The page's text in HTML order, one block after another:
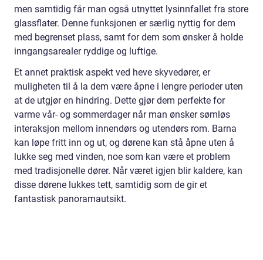
men samtidig får man også utnyttet lysinnfallet fra store
glassflater. Denne funksjonen er særlig nyttig for dem
med begrenset plass, samt for dem som ønsker å holde
inngangsarealer ryddige og luftige.
Et annet praktisk aspekt ved heve skyvedører, er
muligheten til å la dem være åpne i lengre perioder uten
at de utgjør en hindring. Dette gjør dem perfekte for
varme vår- og sommerdager når man ønsker sømløs
interaksjon mellom innendørs og utendørs rom. Barna
kan løpe fritt inn og ut, og dørene kan stå åpne uten å
lukke seg med vinden, noe som kan være et problem
med tradisjonelle dører. Når været igjen blir kaldere, kan
disse dørene lukkes tett, samtidig som de gir et
fantastisk panoramautsikt.